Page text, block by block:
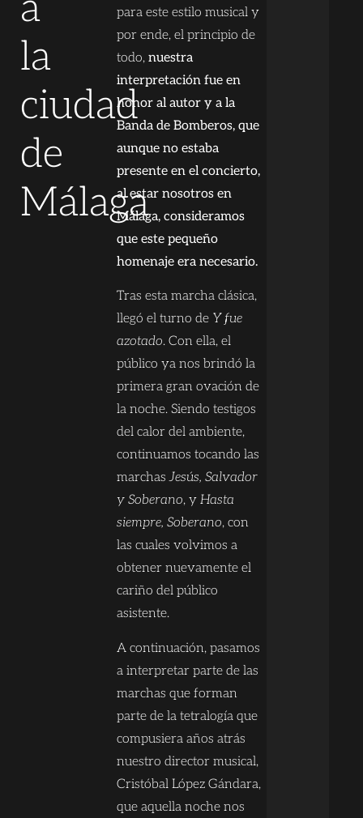
la
ciudad
de
Málaga
para este estilo musical y
por ende, el principio de
todo, nuestra
interpretación fue en
honor al autor y a la
Banda de Bomberos, que
aunque no estaba
presente en el concierto,
al estar nosotros en
Málaga, consideramos
que este pequeño
homenaje era necesario.
Tras esta marcha clásica,
llegó el turno deY fue
azotado. Con ella, el
público ya nos brindó la
primera gran ovación de
la noche. Siendo testigos
del calor del ambiente,
continuamos tocando las
marchasJesús, Salvador
y Soberano, y Hasta
siempre, Soberano, con
las cuales volvimos a
obtener nuevamente el
cariño del público
asistente.
A continuación, pasamos
a interpretar parte de las
marchas que forman
parte de la tetralogía que
compusiera años atrás
nuestro director musical,
Cristóbal López Gándara,
que aquella noche nos